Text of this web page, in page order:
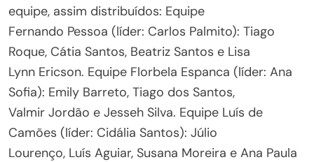
equipe, assim distribuídos: Equipe
Fernando Pessoa (líder: Carlos Palmito): Tiago
Roque, Cátia Santos, Beatriz Santos e Lisa
Lynn Ericson. Equipe Florbela Espanca (líder: Ana
Sofia): Emily Barreto, Tiago dos Santos,
Valmir Jordão e Jesseh Silva. Equipe Luís de
Camões (líder: Cidália Santos): Júlio
Lourenço, Luís Aguiar, Susana Moreira e Ana Paula